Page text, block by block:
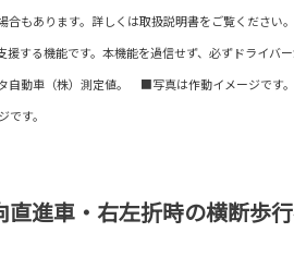
合もあります。詳しくは取扱説明書をご覧くださ
援する機能です。本機能を過信せず、必ずドライバ
自動車（株）測定値。 ■写真は作動イメージで
す。
直進車・右左折時の横断歩行